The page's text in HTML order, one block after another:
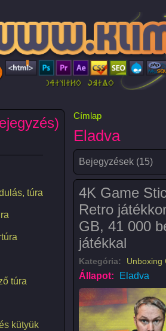
Címlap
Eladva
Bejegyzések (15)
4K Game
Retro
GB, 41 000
játékkal
Kategória: Unboxing
Állapot: Eladva
túra
túra
kütyük